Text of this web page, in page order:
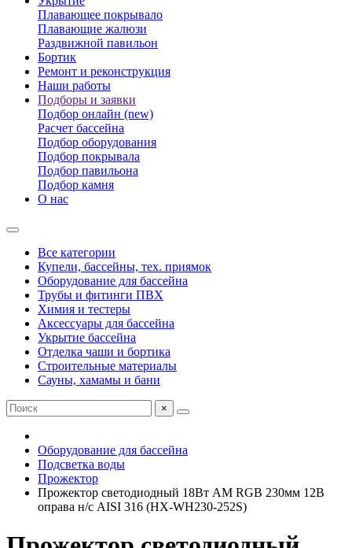
Плавающее покрывало
Плавающие жалюзи
Раздвижной павильон
Бортик
Ремонт и реконструкция
Наши работы
Подборы и заявки
Подбор онлайн (new)
Расчет бассейна
Подбор оборудования
Подбор покрывала
Подбор павильона
Подбор камня
О нас
Все категории
Купели, бассейны, тех. приямок
Оборудование для бассейна
Трубы и фитинги ПВХ
Химия и тестеры
Аксессуары для бассейна
Укрытие бассейна
Отделка чаши и бортика
Строительные материалы
Сауны, хамамы и бани
×
Оборудование для бассейна
Подсветка воды
Прожектор
Прожектор светодиодный 18Вт AM RGB 230мм 12В
оправа н/с AISI 316 (HX-WH230-252S)